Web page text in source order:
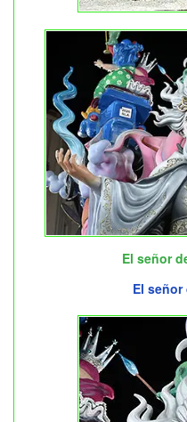
El señor
El